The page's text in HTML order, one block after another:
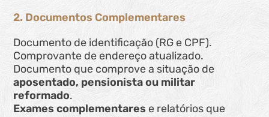
2. Documentos Complementares
Documento de identificação (RG e CPF).
Comprovante de endereço atualizado.
Documento que comprove a situação de
aposentado, pensionista ou militar
reformado.
Exames complementares e relatórios que